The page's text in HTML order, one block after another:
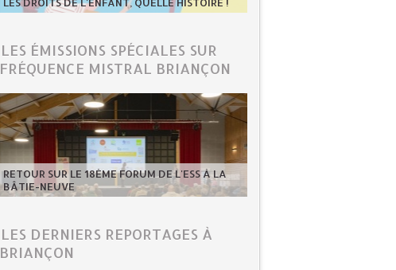
LES ÉMISSIONS SPÉCIALES SUR
FRÉQUENCE MISTRAL BRIANÇON
RETOUR SUR LE 18ÈME FORUM DE L'ESS À LA
BÂTIE-NEUVE
LES DERNIERS REPORTAGES À
BRIANÇON